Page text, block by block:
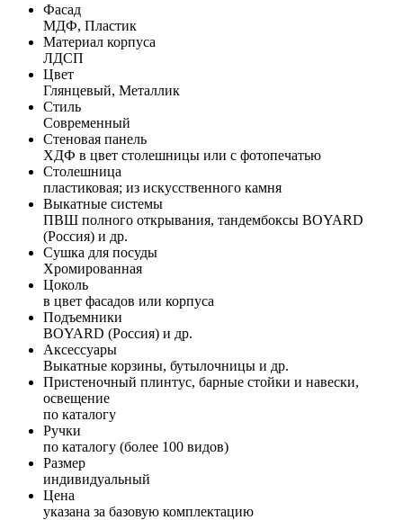
Фасад
МДФ, Пластик
Материал корпуса
ЛДСП
Цвет
Глянцевый, Металлик
Стиль
Современный
Стеновая панель
ХДФ в цвет столешницы или с фотопечатью
Столешница
пластиковая; из искусственного камня
Выкатные системы
ПВШ полного открывания, тандембоксы BOYARD
(Россия) и др.
Сушка для посуды
Хромированная
Цоколь
в цвет фасадов или корпуса
Подъемники
BOYARD (Россия) и др.
Аксессуары
Выкатные корзины, бутылочницы и др.
Пристеночный плинтус, барные стойки и навески,
освещение
по каталогу
Ручки
по каталогу (более 100 видов)
Размер
индивидуальный
Цена
указана за базовую комплектацию